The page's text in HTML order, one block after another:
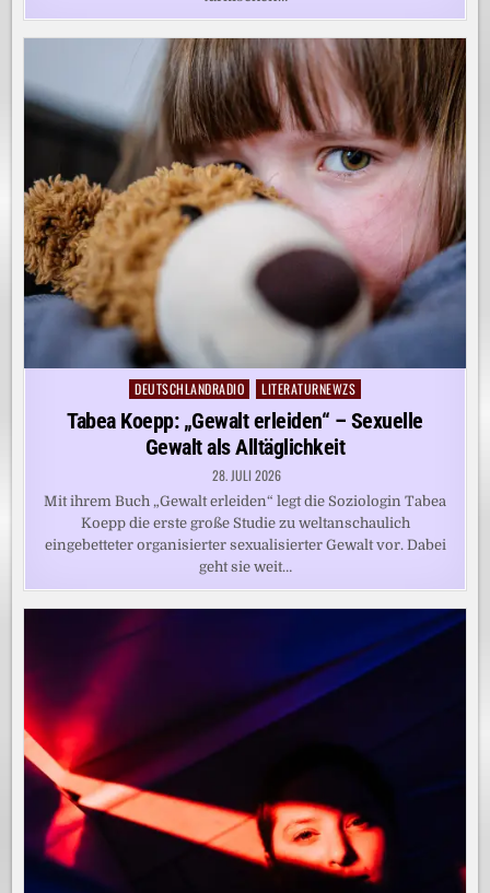
Posted
in
DEUTSCHLANDRADIO LITERATURNEWZS
Tabea Koepp: „Gewalt erleiden“ – Sexuelle
Gewalt als Alltäglichkeit
28. JULI 2026
Mit ihrem Buch „Gewalt erleiden“ legt die Soziologin Tabea
Koepp die erste große Studie zu weltanschaulich
eingebetteter organisierter sexualisierter Gewalt vor. Dabei
geht sie weit…